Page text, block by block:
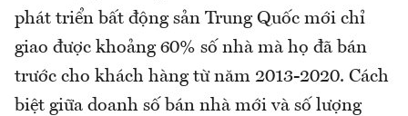
phát triển bất động sản Trung Quốc mới chỉ
giao được khoảng 60% số nhà mà họ đã bán
trước cho khách hàng từ năm 2013-2020. Cách
biệt giữa doanh số bán nhà mới và số lượng